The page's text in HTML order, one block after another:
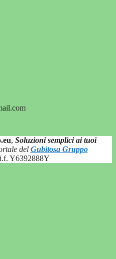
, Soluzioni semplici ai tuoi
del Gubitosa Gruppo
Y6392888Y